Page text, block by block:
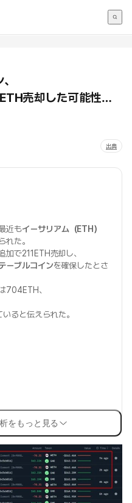
売却した可能性…
出典
近もイーサリアム（ETH）
れた。
加で211ETH売却し、
ーブルコインを確保したとさ
704ETH、
ると伝えられた。
をもっと見る